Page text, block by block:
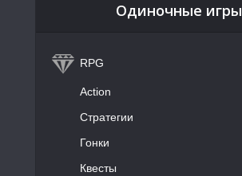
Одиночные игры
RPG
Action
Стратегии
Гонки
Квесты